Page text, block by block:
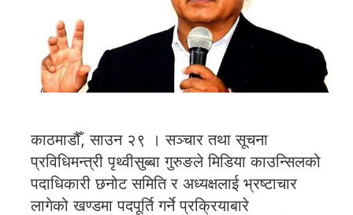
काठमाडौँ, साउन २९ । सञ्चार तथा सूचना
प्रविधिमन्त्री पृथ्वीसुब्बा गुरुङले मिडिया काउन्सिलको
पदाधिकारी छनोट समिति र अध्यक्षलाई भ्रष्टाचार
लागेको खण्डमा पदपूर्ति गर्ने प्रक्रियाबारे